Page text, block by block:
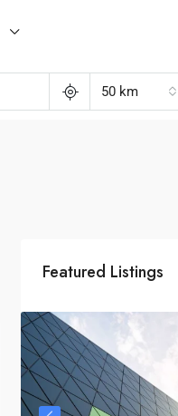
50 km
Featured Listings